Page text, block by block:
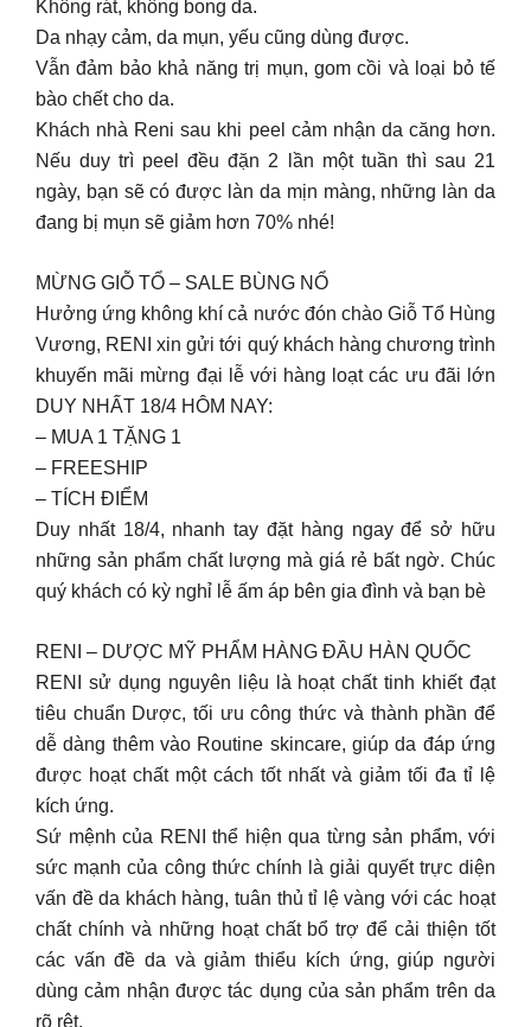
Không rát, không bong da.
Da nhạy cảm, da mụn, yếu cũng dùng được.
Vẫn đảm bảo khả năng trị mụn, gom cồi và loại bỏ tế
bào chết cho da.
Khách nhà Reni sau khi peel cảm nhận da căng hơn.
Nếu duy trì peel đều đặn 2 lần một tuần thì sau 21
ngày, bạn sẽ có được làn da mịn màng, những làn da
đang bị mụn sẽ giảm hơn 70% nhé!
MỪNG GIỖ TỔ – SALE BÙNG NỔ
Hưởng ứng không khí cả nước đón chào Giỗ Tổ Hùng
Vương, RENI xin gửi tới quý khách hàng chương trình
khuyến mãi mừng đại lễ với hàng loạt các ưu đãi lớn
DUY NHẤT 18/4 HÔM NAY:
– MUA 1 TẶNG 1
– FREESHIP
– TÍCH ĐIỂM
Duy nhất 18/4, nhanh tay đặt hàng ngay để sở hữu
những sản phẩm chất lượng mà giá rẻ bất ngờ. Chúc
quý khách có kỳ nghỉ lễ ấm áp bên gia đình và bạn bè
RENI – DƯỢC MỸ PHẨM HÀNG ĐẦU HÀN QUỐC
RENI sử dụng nguyên liệu là hoạt chất tinh khiết đạt
tiêu chuẩn Dược, tối ưu công thức và thành phần để
dễ dàng thêm vào Routine skincare, giúp da đáp ứng
được hoạt chất một cách tốt nhất và giảm tối đa tỉ lệ
kích ứng.
Sứ mệnh của RENI thể hiện qua từng sản phẩm, với
sức mạnh của công thức chính là giải quyết trực diện
vấn đề da khách hàng, tuân thủ tỉ lệ vàng với các hoạt
chất chính và những hoạt chất bổ trợ để cải thiện tốt
các vấn đề da và giảm thiểu kích ứng, giúp người
dùng cảm nhận được tác dụng của sản phẩm trên da
rõ rệt.